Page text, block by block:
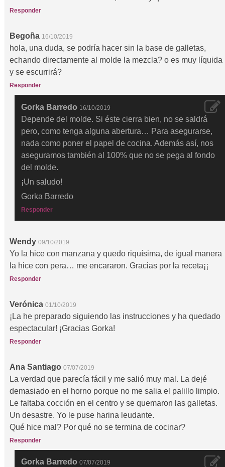
Responder
Begoña 16/10/2019
hola, una duda, se podría hacer sin la base de galletas,
echando directamente al molde la mezcla? o es muy líquida
y se escurrirá?
Responder
Gorka Barredo 16/10/2019
Depende del molde. Si éste cierra bien, no se saldrá
pero, como tenga alguna abertura… Para asegurarse,
nada como poner el papel de cocina. Además así, nos
aseguramos también al 100% que no se pega al fondo
del molde.
¡Un saludo!
Gorka Barredo
Responder
Wendy 09/10/2019
Yo la hice con manzana y quedo riquísima, de igual manera
la hice con pera… me encararon. Gracias por la receta¡¡
Responder
Verónica 01/10/2019
¡La he preparado siguiendo las instrucciones y ha quedado
espectacular! ¡Gracias Gorka!
Responder
Ana Santiago 07/07/2019
La verdad que parecía fácil y me salió muy mal. La dejé
demasiado en el horno porque no me salia el palillo limpio.
Le faltaba cocción en el centro y se quemaron las galletas.
Un desastre. Yo le puse harina leudante.
Qué hice mal? Por qué no se termina de cocinar?
Responder
Gorka Barredo 07/07/2019